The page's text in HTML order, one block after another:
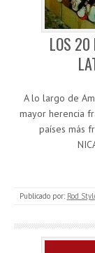
LOS 20
A lo largo de
mayor herencia
países más
Publicado por: Rod